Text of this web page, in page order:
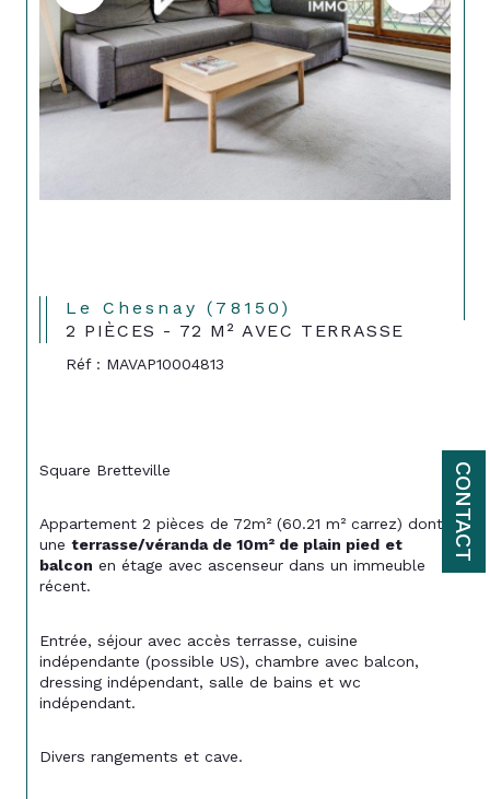
CONTACT
Le Chesnay (78150)
2 PIÈCES - 72 M² AVEC TERRASSE
Réf : MAVAP10004813
Square Bretteville
Appartement 2 pièces de 72m² (60.21 m² carrez) dont
une terrasse/véranda de 10m² de plain pied et
balcon en étage avec ascenseur dans un immeuble
récent.
Entrée, séjour avec accès terrasse, cuisine
indépendante (possible US), chambre avec balcon,
dressing indépendant, salle de bains et wc
indépendant.
Divers rangements et cave.